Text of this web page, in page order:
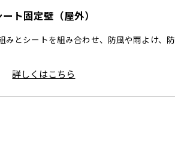
ート固定壁（屋外）
みとシートを組み合わせ、防風や雨よけ、防
詳しくはこちら